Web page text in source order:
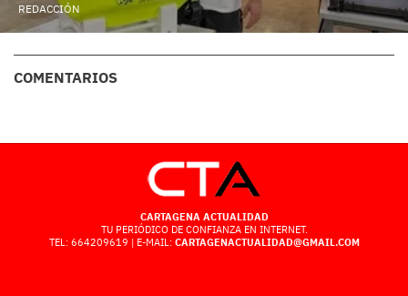
REDACCIÓN
COMENTARIOS
CARTAGENA ACTUALIDAD
TU PERIÓDICO DE CONFIANZA EN INTERNET.
TEL: 664209619 | E-MAIL: CARTAGENACTUALIDAD@GMAIL.COM